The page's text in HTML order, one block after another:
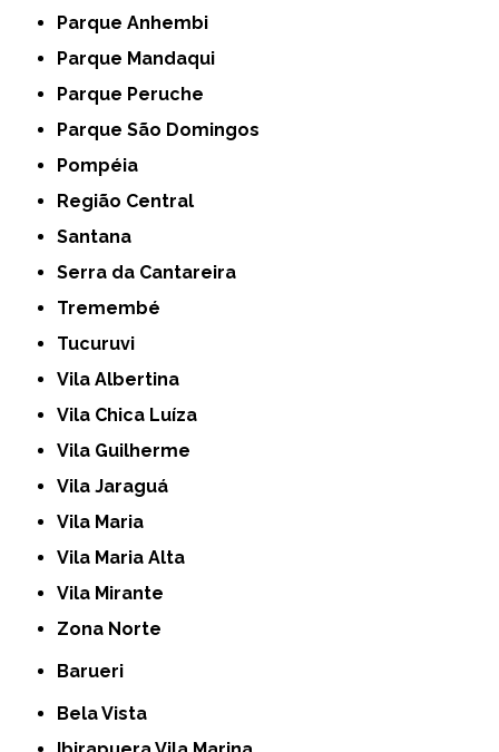
Parque Anhembi
Parque Mandaqui
Parque Peruche
Parque São Domingos
Pompéia
Região Central
Santana
Serra da Cantareira
Tremembé
Tucuruvi
Vila Albertina
Vila Chica Luíza
Vila Guilherme
Vila Jaraguá
Vila Maria
Vila Maria Alta
Vila Mirante
Zona Norte
Barueri
Bela Vista